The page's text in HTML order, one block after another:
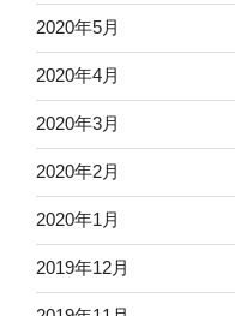
2020年5月
2020年4月
2020年3月
2020年2月
2020年1月
2019年12月